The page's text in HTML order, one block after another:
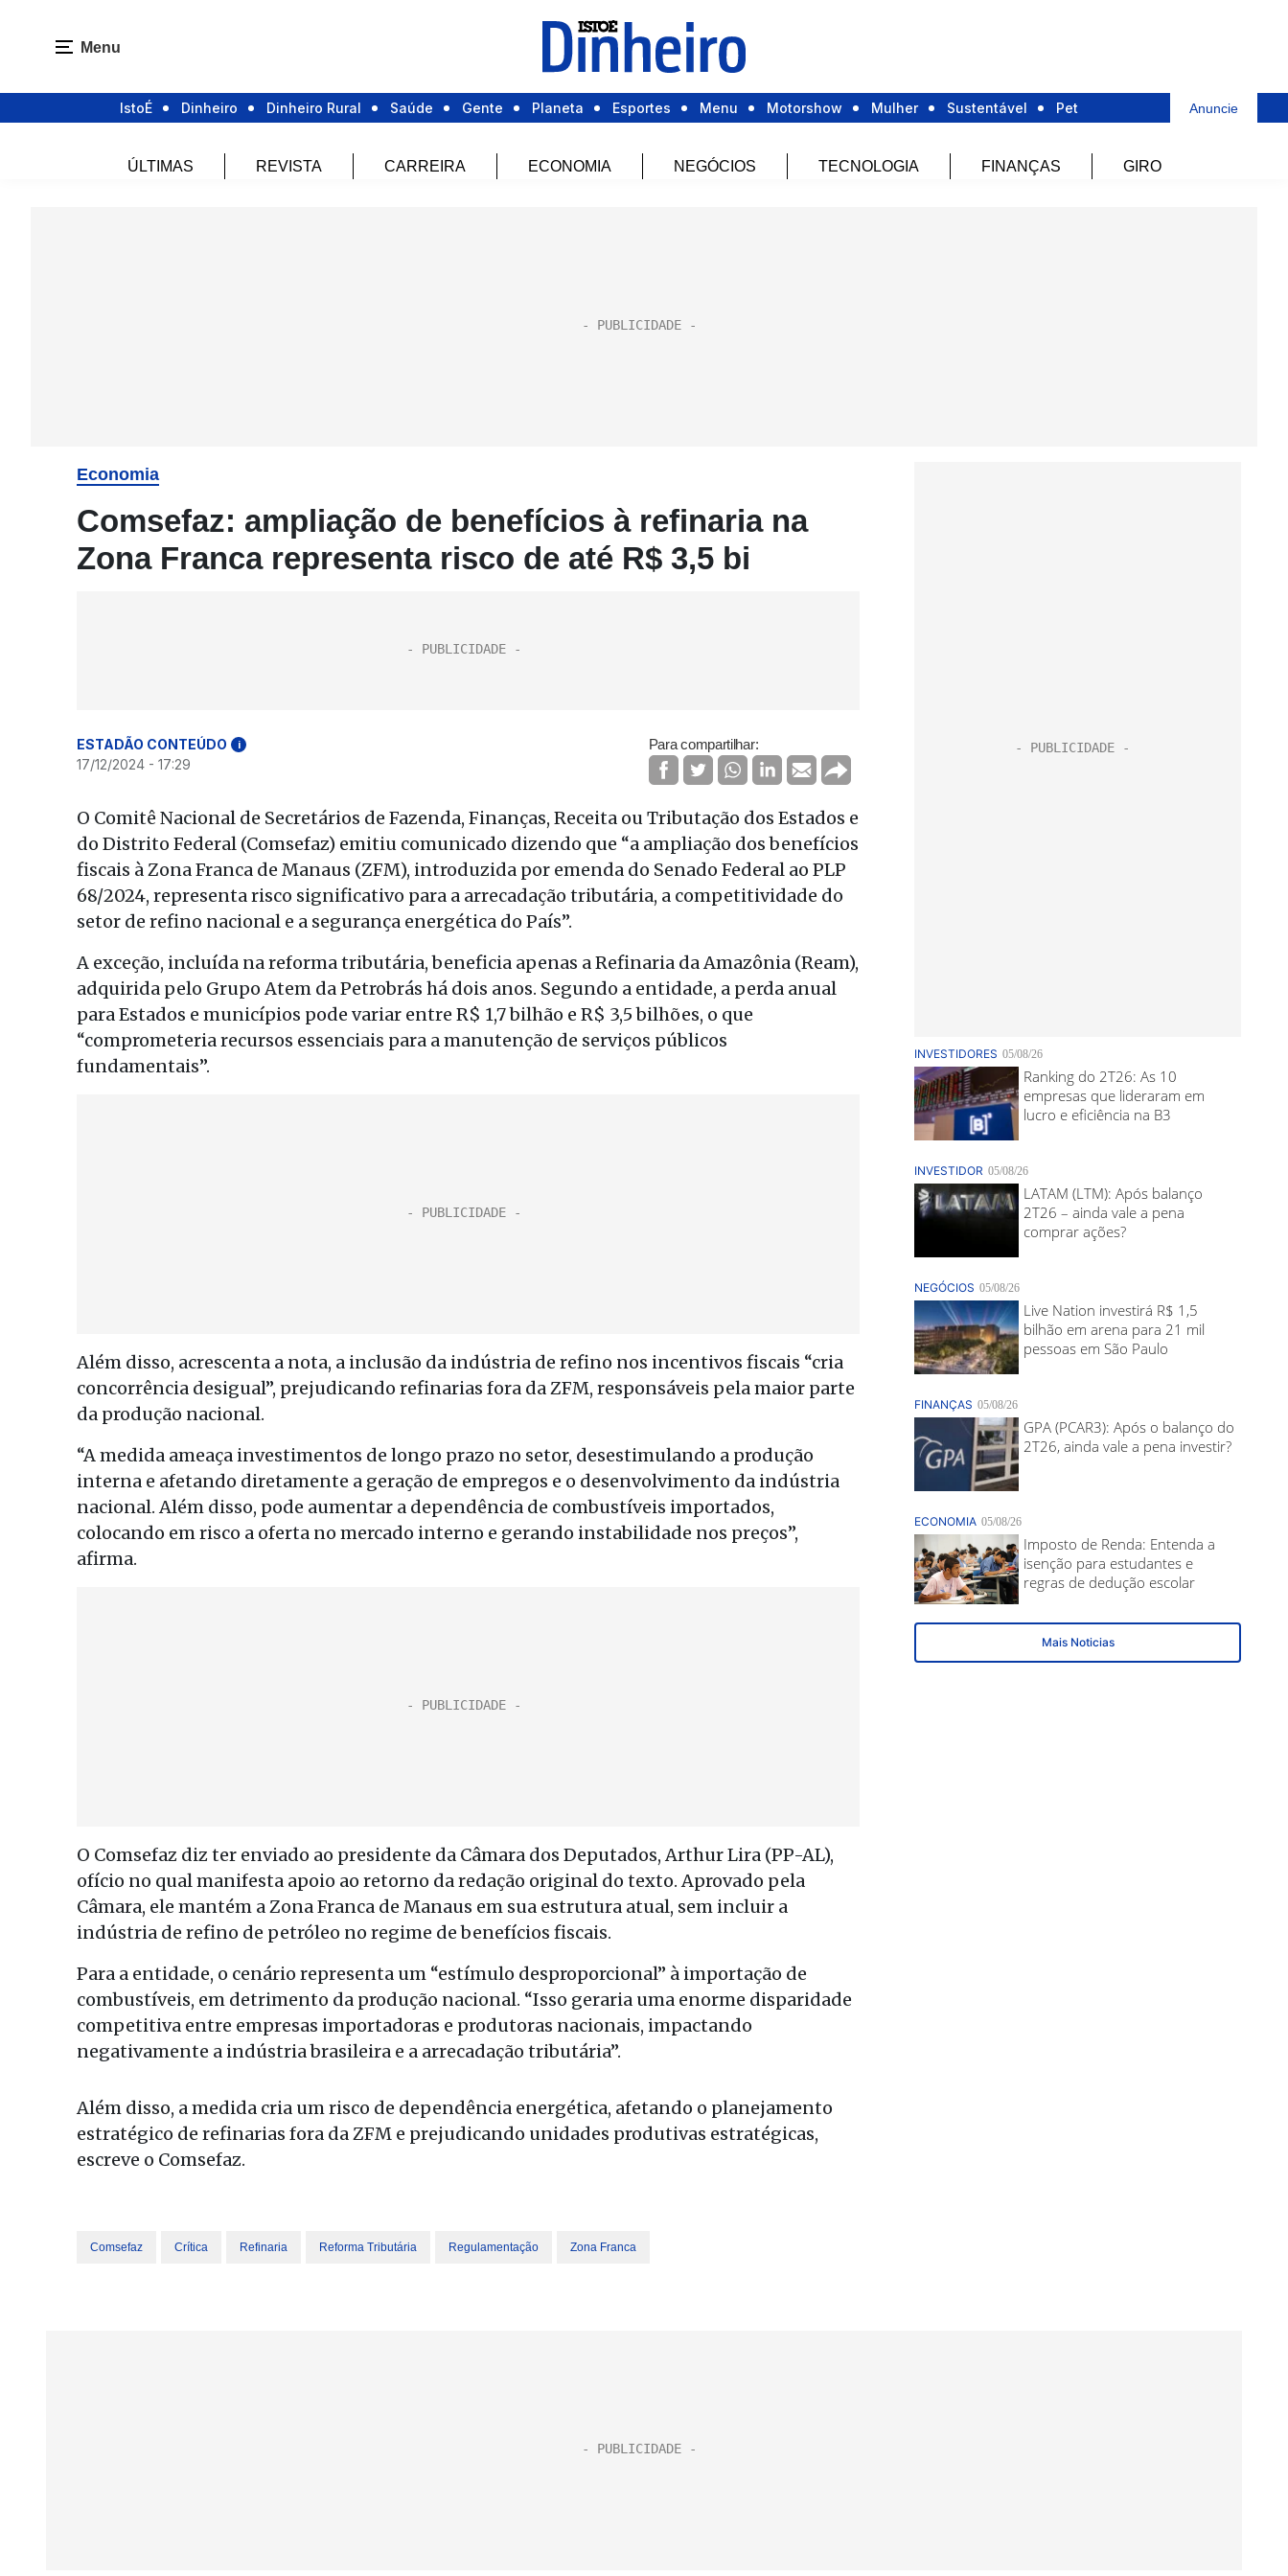
Menu
IstoÉ Dinheiro Dinheiro Rural Saúde Gente Planeta Esportes Menu Motorshow Mulher Sustentável Pet Anuncie
ÚLTIMAS REVISTA CARREIRA ECONOMIA NEGÓCIOS TECNOLOGIA FINANÇAS GIRO
Economia
Comsefaz: ampliação de benefícios à refinaria na
Zona Franca representa risco de até R$ 3,5 bi
ESTADÃO CONTEÚDO i
17/12/2024 - 17:29
Para compartilhar:
O Comitê Nacional de Secretários de Fazenda, Finanças, Receita ou Tributação dos Estados e
do Distrito Federal (Comsefaz) emitiu comunicado dizendo que “a ampliação dos benefícios
fiscais à Zona Franca de Manaus (ZFM), introduzida por emenda do Senado Federal ao PLP
68/2024, representa risco significativo para a arrecadação tributária, a competitividade do
setor de refino nacional e a segurança energética do País”.
A exceção, incluída na reforma tributária, beneficia apenas a Refinaria da Amazônia (Ream),
adquirida pelo Grupo Atem da Petrobrás há dois anos. Segundo a entidade, a perda anual
para Estados e municípios pode variar entre R$ 1,7 bilhão e R$ 3,5 bilhões, o que
“comprometeria recursos essenciais para a manutenção de serviços públicos
fundamentais”.
Além disso, acrescenta a nota, a inclusão da indústria de refino nos incentivos fiscais “cria
concorrência desigual”, prejudicando refinarias fora da ZFM, responsáveis pela maior parte
da produção nacional.
“A medida ameaça investimentos de longo prazo no setor, desestimulando a produção
interna e afetando diretamente a geração de empregos e o desenvolvimento da indústria
nacional. Além disso, pode aumentar a dependência de combustíveis importados,
colocando em risco a oferta no mercado interno e gerando instabilidade nos preços”,
afirma.
O Comsefaz diz ter enviado ao presidente da Câmara dos Deputados, Arthur Lira (PP-AL),
ofício no qual manifesta apoio ao retorno da redação original do texto. Aprovado pela
Câmara, ele mantém a Zona Franca de Manaus em sua estrutura atual, sem incluir a
indústria de refino de petróleo no regime de benefícios fiscais.
Para a entidade, o cenário representa um “estímulo desproporcional” à importação de
combustíveis, em detrimento da produção nacional. “Isso geraria uma enorme disparidade
competitiva entre empresas importadoras e produtoras nacionais, impactando
negativamente a indústria brasileira e a arrecadação tributária”.
Além disso, a medida cria um risco de dependência energética, afetando o planejamento
estratégico de refinarias fora da ZFM e prejudicando unidades produtivas estratégicas,
escreve o Comsefaz.
Comsefaz Crítica Refinaria Reforma Tributária Regulamentação Zona Franca